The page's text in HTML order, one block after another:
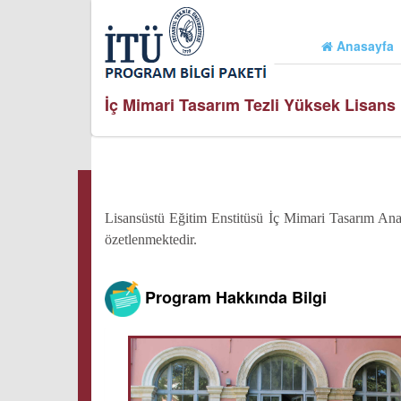
Anasayfa
İç Mimari Tasarım Tezli Yüksek Lisans
Lisansüstü Eğitim Enstitüsü İç Mimari Tasarım
özetlenmektedir.
Program Hakkında Bilgi